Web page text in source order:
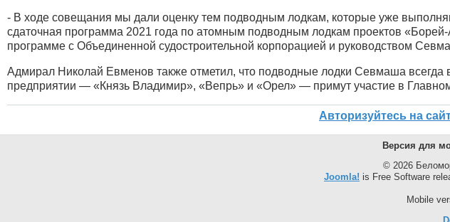
- В ходе совещания мы дали оценку тем подводным лодкам, которые уже
сдаточная программа 2021 года по атомным подводным лодкам проектов
программе с Объединенной судостроительной корпорацией и руководством
Адмирал Николай Евменов также отметил, что подводные лодки Севмаша
предприятии — «Князь Владимир», «Вепрь» и «Орел» — примут участие в
Авторизуйтесь на
Версия для
© 2026
Joomla! is Free Software
Mobile